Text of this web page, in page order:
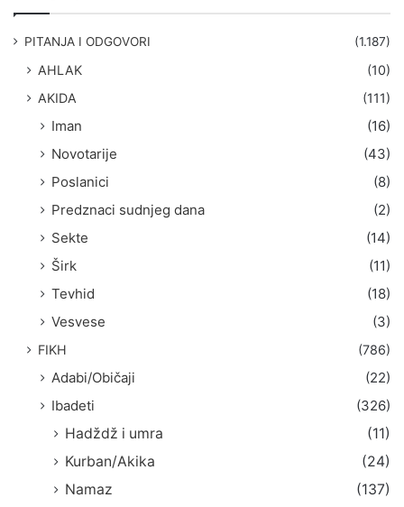
PITANJA I ODGOVORI (1.187)
AHLAK
(10)
AKIDA
(111)
Iman
(16)
Novotarije
(43)
Poslanici
(8)
Predznaci sudnjeg dana
(2)
Sekte
(14)
Širk
(11)
Tevhid
(18)
Vesvese
(3)
FIKH (786)
Adabi/Običaji
(22)
Ibadeti
(326)
Hadždž i umra
(11)
Kurban/Akika
(24)
Namaz
(137)